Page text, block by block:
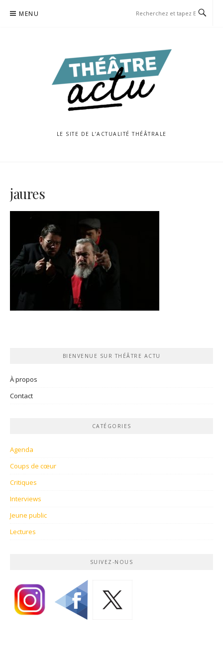
MENU
LE SITE DE L’ACTUALITÉ THÉÂTRALE
jaures
BIENVENUE SUR THÉÂTRE ACTU
À propos
Contact
CATÉGORIES
Agenda
Coups de cœur
Critiques
Interviews
Jeune public
Lectures
SUIVEZ-NOUS